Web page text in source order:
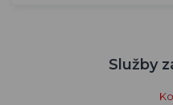
Služby